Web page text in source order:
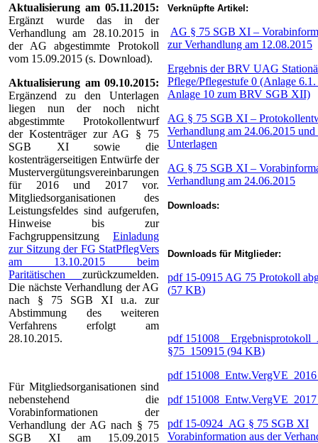
Aktualisierung am 05.11.2015:
Ergänzt wurde das in der
Verhandlung am 28.10.2015 in
der AG abgestimmte Protokoll
vom 15.09.2015 (s. Download).
Aktualisierung am 09.10.2015:
Ergänzend zu den Unterlagen
liegen nun der noch nicht
abgestimmte Protokollentwurf
der Kostenträger zur AG § 75
SGB XI sowie die
kostenträgerseitigen Entwürfe der
Mustervergütungsvereinbarungen
für 2016 und 2017 vor.
Mitgliedsorganisationen des
Leistungsfeldes sind aufgerufen,
Hinweise bis zur
Fachgruppensitzung Einladung
zur Sitzung der FG StatPflegVers
am 13.10.2015 beim
Paritätischen zurückzumelden.
Die nächste Verhandlung der AG
nach § 75 SGB XI u.a. zur
Abstimmung des weiteren
Verfahrens erfolgt am
28.10.2015.
Für Mitgliedsorganisationen sind
nebenstehend die
Vorabinformationen der
Verhandlung der AG nach § 75
SGB XI am 15.09.2015
Verknüpfte Artikel:
AG § 75 SGB XI –
zur Verhandlung am 12.08.2015
Ergebnis der BRV UAG
Pflege/Pflegestufe 0 (Anlage
Anlage 10 zum BRV SGB XII)
AG § 75 SGB XI –
Verhandlung am 24.06.2015 und
Unterlagen
AG § 75 SGB XI –
Verhandlung am 24.06.2015
Downloads:
Downloads für Mitglieder:
pdf15-0915 AG 75 Protokoll
(57 KB)
pdf
§75_150915 (94 KB)
pdf
pdf
pdf15-0924_AG § 75 SGB XI
Vorabinformation aus der